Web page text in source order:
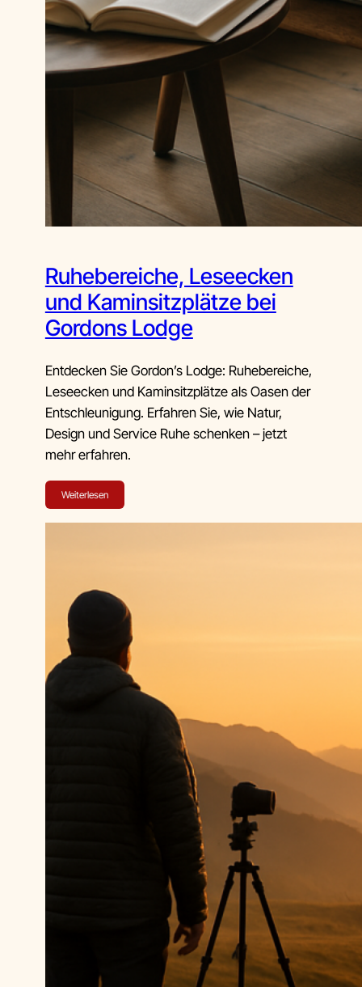
Ruhebereiche, Leseecken
und Kaminsitzplätze bei
Gordons Lodge
Entdecken Sie Gordon’s Lodge: Ruhebereiche,
Leseecken und Kaminsitzplätze als Oasen der
Entschleunigung. Erfahren Sie, wie Natur,
Design und Service Ruhe schenken – jetzt
mehr erfahren.
Weiterlesen